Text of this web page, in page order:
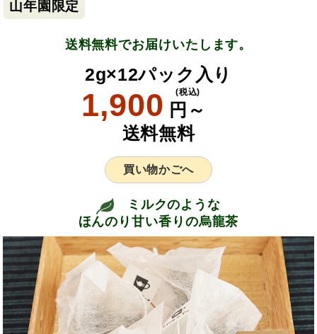
山年園限定
送料無料でお届けいたします。
2g×12パック入り
1,900 円～
(税込)
送料無料
買い物かごへ
ミルクのような
ほんのり甘い香りの烏龍茶